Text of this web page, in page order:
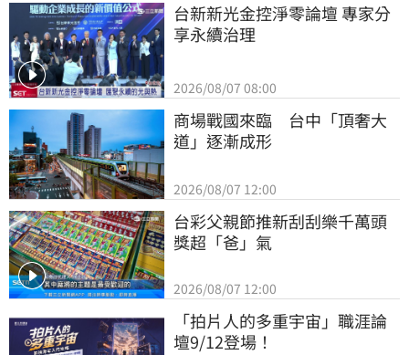
台新新光金控淨零論壇 專家分
享永續治理
2026/08/07 08:00
商場戰國來臨　台中「頂奢大
道」逐漸成形
2026/08/07 12:00
台彩父親節推新刮刮樂千萬頭
獎超「爸」氣
2026/08/07 12:00
「拍片人的多重宇宙」職涯論
壇9/12登場！